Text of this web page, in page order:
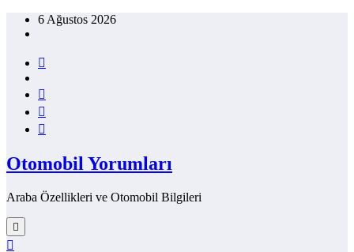
İçeriğe6 Ağustos 2026
Otomobil Yorumları
Araba Özellikleri ve Otomobil Bilgileri